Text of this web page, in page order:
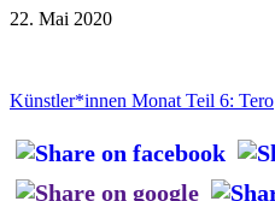
22. Mai 2020
Künstler*innen Monat Teil 6: Tero